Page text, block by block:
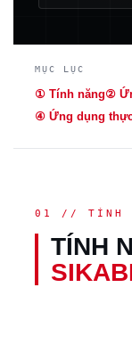
MỤC LỤC
① Tính năng②
④ Ứng dụng
01 // TÍNH
TÍNH